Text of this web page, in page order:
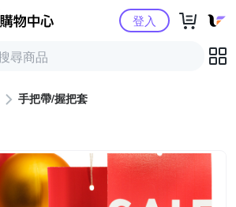
Yahoo購物中心登入
手把帶/握把套